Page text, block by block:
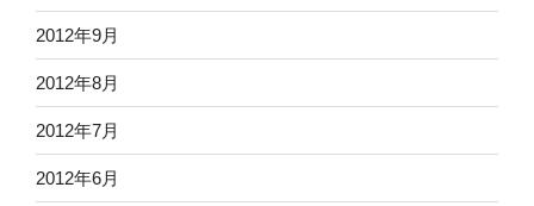
2012年9月
2012年8月
2012年7月
2012年6月